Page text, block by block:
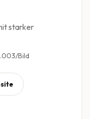
starker
Bild